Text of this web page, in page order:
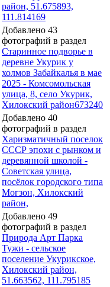
район, 51.675893,
111.814169
Добавлено 43
фотографий в раздел
Старинное подворье в
деревне Укурик у
холмов Забайкалья в мае
2025 - Комсомольская
улица, 8, село Укурик,
Хилокский район673240
Добавлено 40
фотографий в раздел
Харизматичный поселок
СССР эпохи с рынком и
деревянной школой -
Советская улица,
посёлок городского типа
Могзон, Хилокский
район,
Добавлено 49
фотографий в раздел
Природа Арт Парка
Тужи - сельское
поселение Укурикское,
Хилокский район,
51.663562, 111.795185